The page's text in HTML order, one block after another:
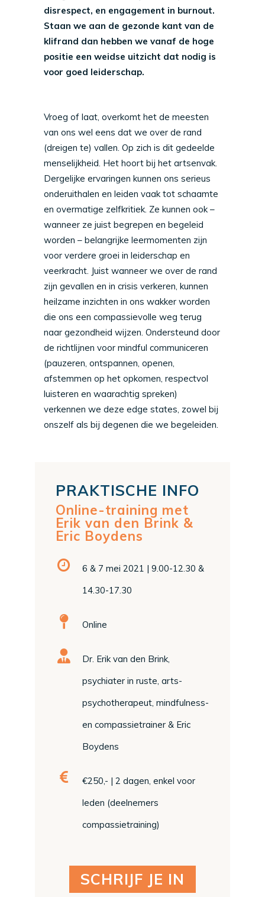
disrespect, en engagement in burnout.
Staan we aan de gezonde kant van de
klifrand dan hebben we vanaf de hoge
positie een weidse uitzicht dat nodig is
voor goed leiderschap.
Vroeg of laat, overkomt het de meesten
van ons wel eens dat we over de rand
(dreigen te) vallen. Op zich is dit gedeelde
menselijkheid. Het hoort bij het artsenvak.
Dergelijke ervaringen kunnen ons serieus
onderuithalen en leiden vaak tot schaamte
en overmatige zelfkritiek. Ze kunnen ook –
wanneer ze juist begrepen en begeleid
worden – belangrijke leermomenten zijn
voor verdere groei in leiderschap en
veerkracht. Juist wanneer we over de rand
zijn gevallen en in crisis verkeren, kunnen
heilzame inzichten in ons wakker worden
die ons een compassievolle weg terug
naar gezondheid wijzen. Ondersteund door
de richtlijnen voor mindful communiceren
(pauzeren, ontspannen, openen,
afstemmen op het opkomen, respectvol
luisteren en waarachtig spreken)
verkennen we deze edge states, zowel bij
onszelf als bij degenen die we begeleiden.
PRAKTISCHE INFO
Online-training met
Erik van den Brink &
Eric Boydens
6 & 7 mei 2021 | 9.00-12.30 &
14.30-17.30
Online
Dr. Erik van den Brink,
psychiater in ruste, arts-
psychotherapeut, mindfulness-
en compassietrainer & Eric
Boydens
€250,- | 2 dagen, enkel voor
leden (deelnemers
compassietraining)
SCHRIJF JE IN